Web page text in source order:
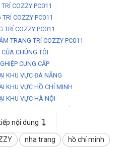
COZZY PC011
COZZY PC011
TRÍ COZZY PC011
TRANG TRÍ COZZY PC011
CHÚNG TÔI
CUNG CẤP
KHU VỰC ĐÀ NẴNG
KHU VỰC HỒ CHÍ MINH
KHU VỰC HÀ NỘI
THÀNH PHỐ CẦN THƠ
BUÔN MA THUỘT ĐẮK LẮK
VỰC NHA TRANG KHÁNH HOÀ
nội dung
nha trang
hồ chí minh